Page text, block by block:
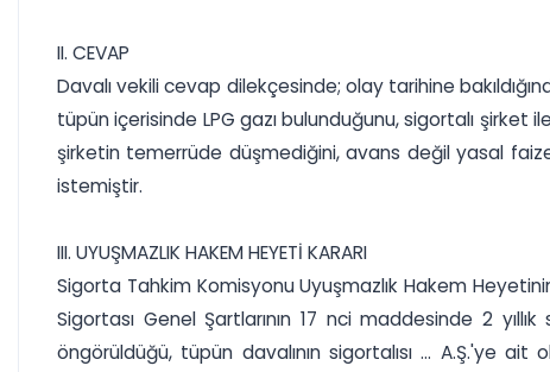
II. CEVAP
Davalı vekili cevap dilekçesinde; olay tarihine
tüpün içerisinde LPG gazı bulunduğunu, sigortalı şirket
şirketin temerrüde düşmediğini, avans değil yasal
istemiştir.
III. UYUŞMAZLIK HAKEM HEYETİ KARARI
Sigorta Tahkim Komisyonu Uyuşmazlık Hakem
Sigortası Genel Şartlarının 17 nci maddesinde 2
öngörüldüğü, tüpün davalının sigortalısı ... A.Ş.'ye